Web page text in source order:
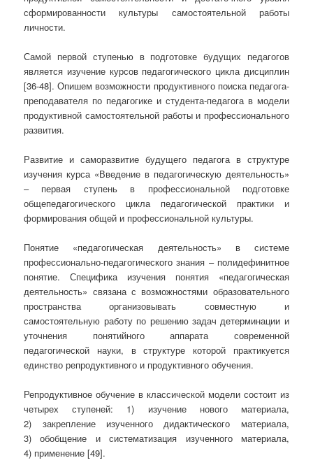
сформированности культуры самостоятельной работы
личности.
Самой первой ступенью в подготовке будущих педагогов
является изучение курсов педагогического цикла дисциплин
[36-48]. Опишем возможности продуктивного поиска педагога-
преподавателя по педагогике и студента-педагога в модели
продуктивной самостоятельной работы и профессионального
развития.
Развитие и саморазвитие будущего педагога в структуре
изучения курса «Введение в педагогическую деятельность»
– первая ступень в профессиональной подготовке
общепедагогического цикла педагогической практики и
формирования общей и профессиональной культуры.
Понятие «педагогическая деятельность» в системе
профессионально-педагогического знания – полидефинитное
понятие. Специфика изучения понятия «педагогическая
деятельность» связана с возможностями образовательного
пространства организовывать совместную и
самостоятельную работу по решению задач детерминации и
уточнения понятийного аппарата современной
педагогической науки, в структуре которой практикуется
единство репродуктивного и продуктивного обучения.
Репродуктивное обучение в классической модели состоит из
четырех ступеней: 1) изучение нового материала,
2) закрепление изученного дидактического материала,
3) обобщение и систематизация изученного материала,
4) применение [49].